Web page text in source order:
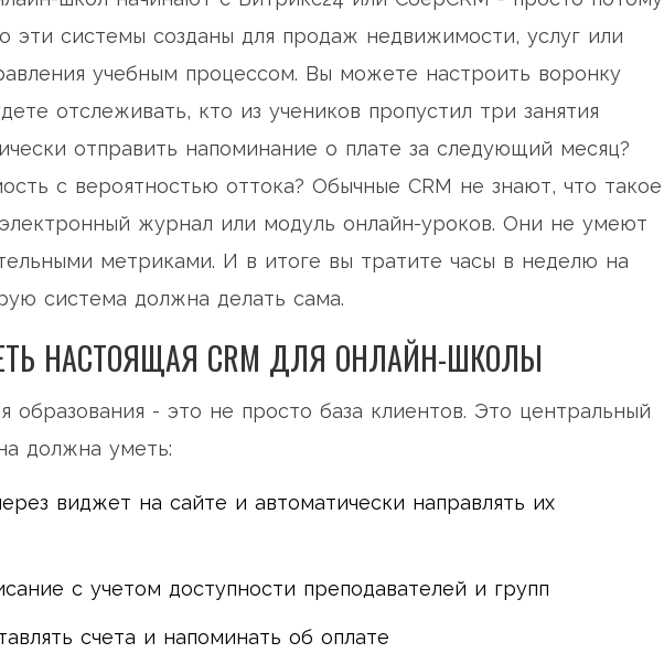
эти системы созданы для продаж недвижимости, услуг или
учебным процессом. Вы можете настроить воронку
отслеживать, кто из учеников пропустил три занятия
отправить напоминание о плате за следующий месяц?
с вероятностью оттока? Обычные CRM не знают, что такое
электронный журнал или модуль онлайн-уроков. Они не умеют
метриками. И в итоге вы тратите часы в неделю на
система должна делать сама.
НАСТОЯЩАЯ CRM ДЛЯ ОНЛАЙН-ШКОЛЫ
образования - это не просто база клиентов. Это центральный
должна уметь:
виджет на сайте и автоматически направлять их
с учетом доступности преподавателей и групп
счета и напоминать об оплате